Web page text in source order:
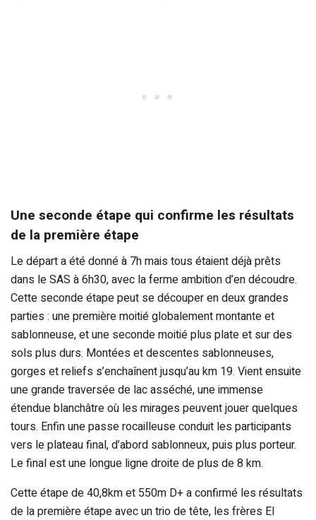
Une seconde étape qui confirme les résultats
de la première étape
Le départ a été donné à 7h mais tous étaient déjà prêts
dans le SAS à 6h30, avec la ferme ambition d’en découdre.
Cette seconde étape peut se découper en deux grandes
parties : une première moitié globalement montante et
sablonneuse, et une seconde moitié plus plate et sur des
sols plus durs. Montées et descentes sablonneuses,
gorges et reliefs s’enchaînent jusqu’au km 19. Vient ensuite
une grande traversée de lac asséché, une immense
étendue blanchâtre où les mirages peuvent jouer quelques
tours. Enfin une passe rocailleuse conduit les participants
vers le plateau final, d’abord sablonneux, puis plus porteur.
Le final est une longue ligne droite de plus de 8 km.
Cette étape de 40,8km et 550m D+ a confirmé les résultats
de la première étape avec un trio de tête, les frères El